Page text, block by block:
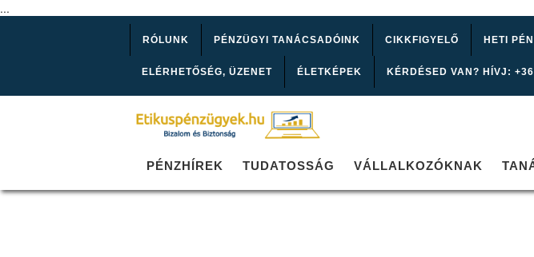
...
RÓLUNK PÉNZÜGYI TANÁCSADÓINK CIKKFIGYELŐ HETI
ELÉRHETŐSÉG, ÜZENET ÉLETKÉPEK KÉRDÉSED VAN? HÍVJ:
PÉNZHÍREK TUDATOSSÁG VÁLLALKOZÓKNAK